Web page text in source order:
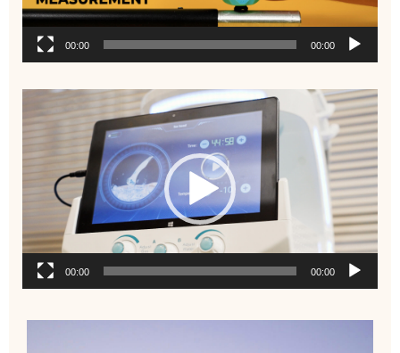
00:00
00:00
نمایشگر
ویدیو
00:00
00:00